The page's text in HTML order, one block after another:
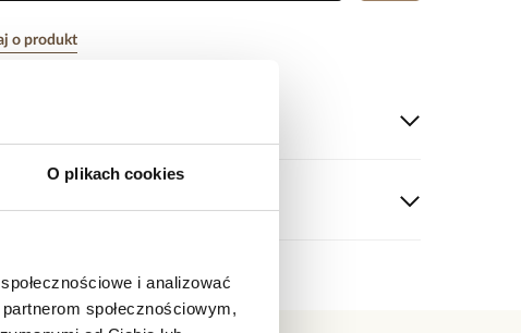
O plikach cookies
i analizować
społecznościowym,
o produkt
0,80 cm.
1 szt.
nikt nie ocenił tego produktu.